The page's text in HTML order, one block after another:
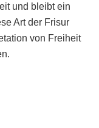
und bleibt ein
Art der Frisur
von Freiheit